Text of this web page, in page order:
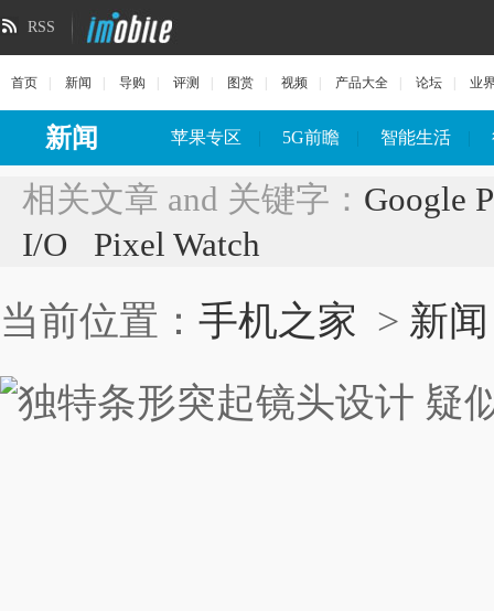
RSS
首页 新闻 导购 评测 图赏 视频 产品大全 论坛 业
新闻 苹果专区 5G前瞻 智能生活
相关文章 and 关键字： Google
I/O
Pixel Watch
当前位置： 手机之家 > 新闻